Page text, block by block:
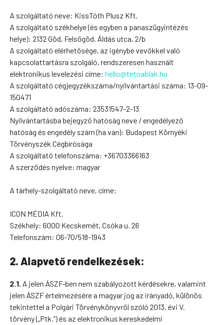
A szolgáltató neve: KissTóth Plusz Kft.
A szolgáltató székhelye (és egyben a panaszügyintézés
helye): 2132 Göd, Felsőgöd, Áldás utca, 2/b
A szolgáltató elérhetősége, az igénybe vevőkkel való
kapcsolattartásra szolgáló, rendszeresen használt
elektronikus levelezési címe: hello@tetoablak.hu
A szolgáltató cégjegyzékszáma/nyilvántartási száma: 13-09-
150471
A szolgáltató adószáma: 23531547-2-13
Nyilvántartásba bejegyző hatóság neve / engedélyező
hatóság és engedély szám (ha van): Budapest Környéki
Törvényszék Cégbírósága
A szolgáltató telefonszáma: +36703366163
A szerződés nyelve: magyar
A tárhely-szolgáltató neve, címe:
ICON MÉDIA Kft.
Székhely: 6000 Kecskemét, Csóka u. 26
Telefonszám: 06-70/518-1943
2. Alapvető rendelkezések:
2.1. A jelen ÁSZF-ben nem szabályozott kérdésekre, valamint
jelen ÁSZF értelmezésére a magyar jog az irányadó, különös
tekintettel a Polgári Törvénykönyvről szóló 2013. évi V.
törvény („Ptk.”) és az elektronikus kereskedelmi